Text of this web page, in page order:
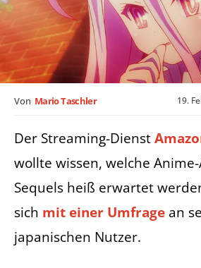
19.
Von Mario Taschler
Der Streaming-Dienst
wollte wissen, welche
Sequels heiß erwartet
sich mit einer Umfrage an
japanischen Nutzer.